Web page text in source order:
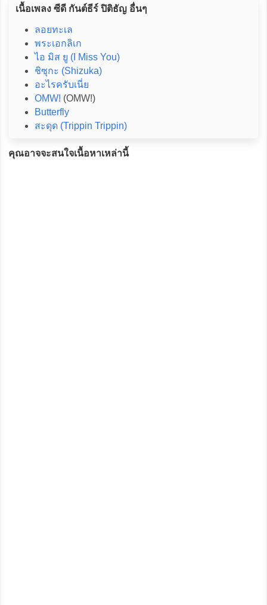
เนื้อเพลง ซีดี กันต์ธีร์ ปิติธัญ อื่นๆ
ลอยทะเล
พระเอกลิเก
ไอ มิส ยู (I Miss You)
ชิซุกะ (Shizuka)
อะไรครับเนี่ย
OMW! (OMW!)
Butterfly
สะดุด (Trippin Trippin)
คุณอาจจะสนใจเนื้อหาเหล่านี้